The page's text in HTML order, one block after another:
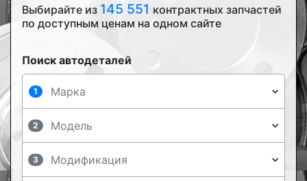
Выбирайте из 145 551 контрактных запчастей
по доступным ценам на одном сайте
Поиск автодеталей
1
2
3